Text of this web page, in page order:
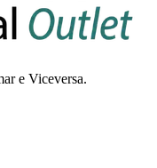
e Viceversa.